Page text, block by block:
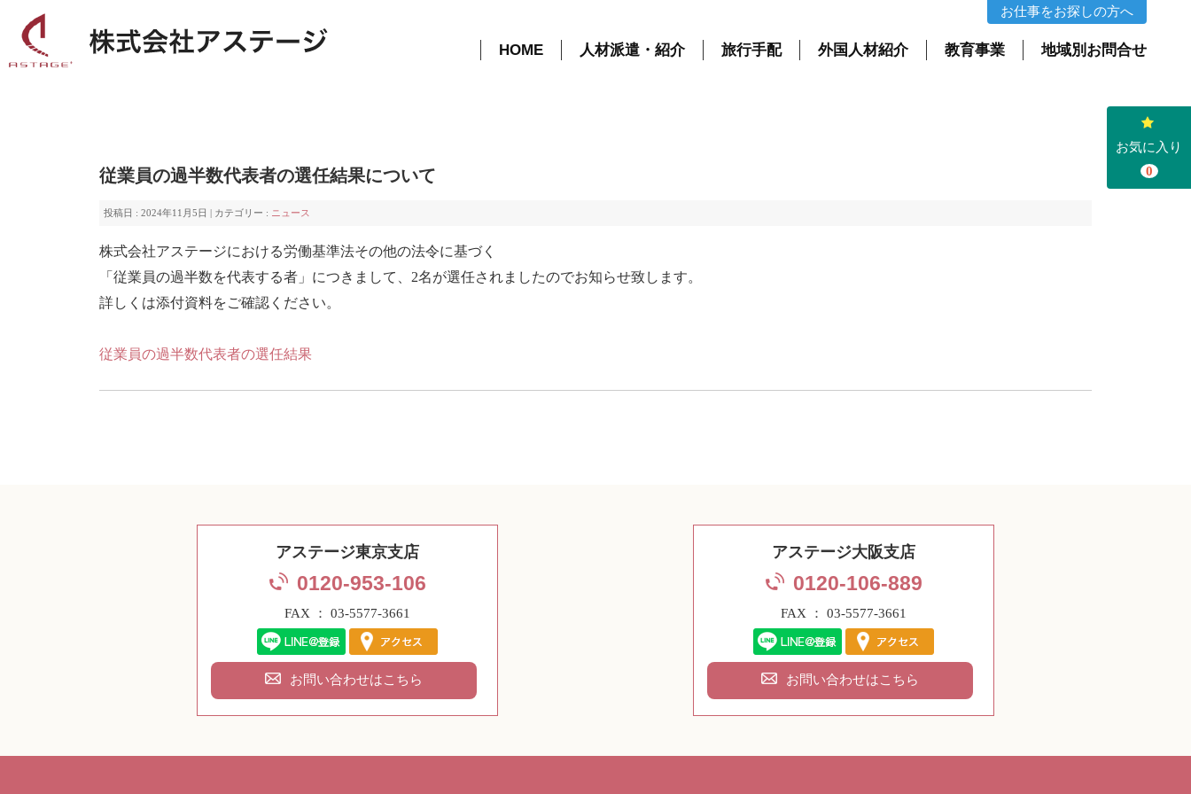
お仕事をお探しの方へ
HOME 人材派遣・紹介 旅行手配 外国人材紹介 教育事業 地域別お問合せ
お気に入り
0
従業員の過半数代表者の選任結果について
投稿日 : 2024年11月5日 | カテゴリー : ニュース
株式会社アステージにおける労働基準法その他の法令に基づく
「従業員の過半数を代表する者」につきまして、2名が選任されましたのでお知らせ致します。
詳しくは添付資料をご確認ください。
従業員の過半数代表者の選任結果
アステージ東京支店
0120-953-106
FAX ： 03-5577-3661
お問い合わせはこちら
アステージ大阪支店
0120-106-889
FAX ： 03-5577-3661
お問い合わせはこちら